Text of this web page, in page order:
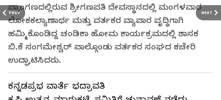
PREV NEXT
ಪ್ರಾಂಗಣದಲ್ಲಿರುವ ಶ್ರೀಗಣಪತಿ ದೇವಸ್ಥಾನದಲ್ಲಿ ಮಂಗಳವಾರ
ಲೋಕಕಲ್ಯಾಣಾರ್ಥ ಮತ್ತು ವರ್ತಕರ ವ್ಯಾಪಾರ ವೃದ್ಧಿಗಾಗಿ
ಹಮ್ಮಿಕೊಂಡಿದ್ದ ಚಂಡಿಕಾ ಹೋಮ ಕಾರ್ಯಕ್ರಮದಲ್ಲಿ ಶಾಸಕ
ಬಿ.ಕೆ ಸಂಗಮೇಶ್ವರ್ ಪಾಲ್ಗೊಂಡು ವರ್ತಕರ ಸಂಘದ ಕಚೇರಿ
ಉದ್ಘಾಟಿಸಿದರು.
ಕನ್ನಡಪ್ರಭ ವಾರ್ತೆ ಭದ್ರಾವತಿ